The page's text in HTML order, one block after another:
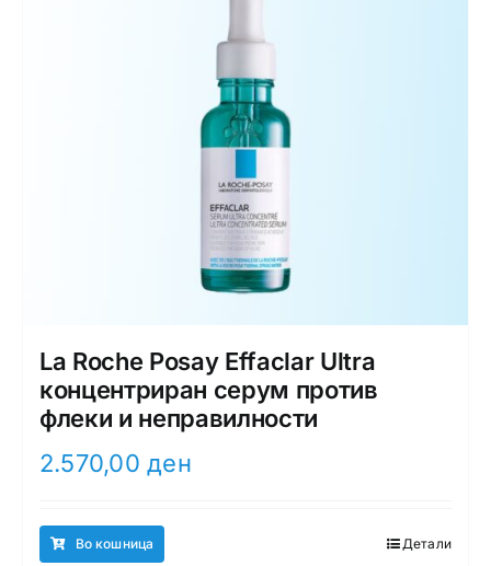
La Roche Posay Effaclar Ultra
концентриран серум против
флеки и неправилности
2.570,00ден
Во кошница Детали